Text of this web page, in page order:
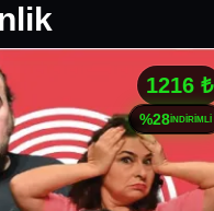
1216₺
%28İNDİRİMLİ